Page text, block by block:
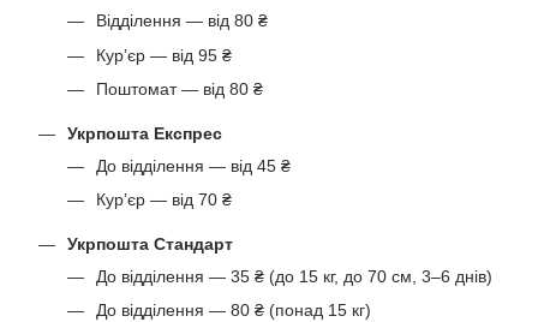
Відділення — від 80 ₴
Кур’єр — від 95 ₴
Поштомат — від 80 ₴
Укрпошта Експрес
До відділення — від 45 ₴
Кур’єр — від 70 ₴
Укрпошта Стандарт
До відділення — 35 ₴ (до 15 кг, до 70 см, 3–6 днів)
До відділення — 80 ₴ (понад 15 кг)